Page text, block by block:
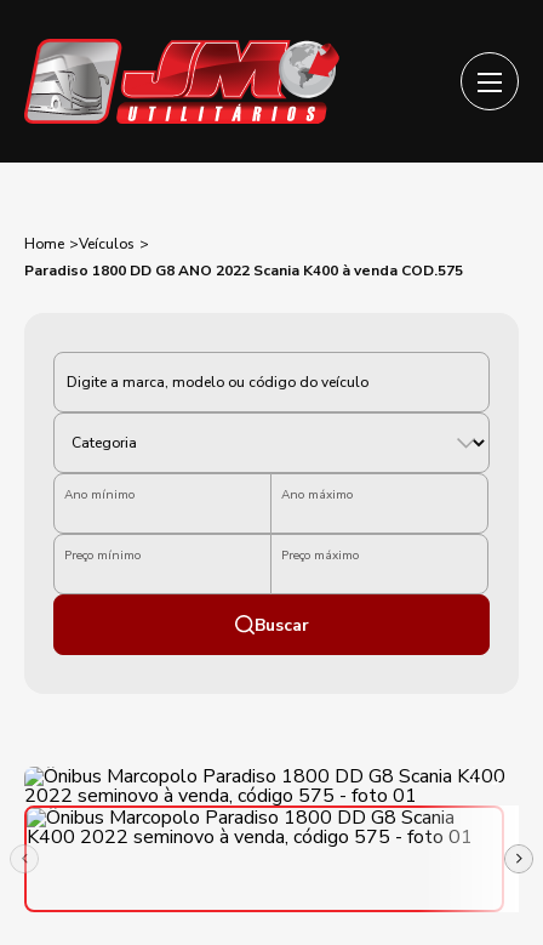
Home
Veículos
Paradiso 1800 DD G8 ANO 2022 Scania K400 à venda COD.575
Categoria
Ano mínimo Ano máximo
Preço mínimo Preço máximo
Buscar